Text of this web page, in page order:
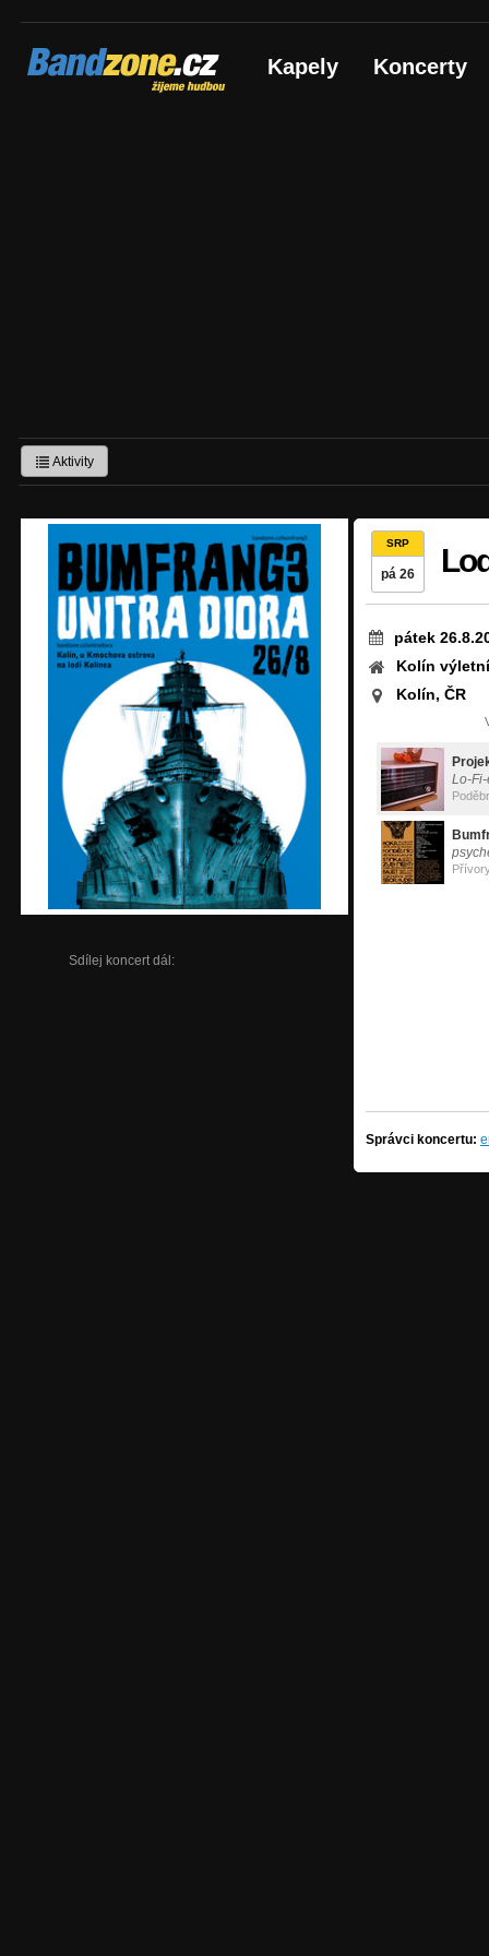
Bandzone.cz
žijeme hudbou Kapely Koncerty
Aktivity
Sdílej koncert dál:
SRP
pá 26
pátek
Kolín
Kolín, ČR
Lo-
Správci koncertu: